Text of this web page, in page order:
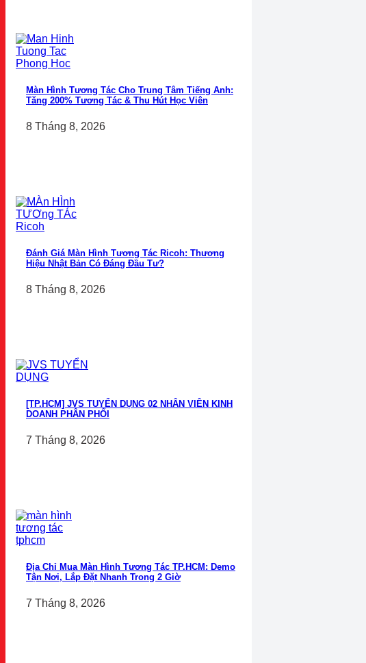
Màn Hình Tương Tác Cho Trung Tâm Tiếng Anh:
Tăng 200% Tương Tác & Thu Hút Học Viên
8 Tháng 8, 2026
Đánh Giá Màn Hình Tương Tác Ricoh: Thương
Hiệu Nhật Bản Có Đáng Đầu Tư?
8 Tháng 8, 2026
[TP.HCM] JVS TUYỂN DỤNG 02 NHÂN VIÊN KINH
DOANH PHÂN PHỐI
7 Tháng 8, 2026
Địa Chỉ Mua Màn Hình Tương Tác TP.HCM: Demo
Tận Nơi, Lắp Đặt Nhanh Trong 2 Giờ
7 Tháng 8, 2026